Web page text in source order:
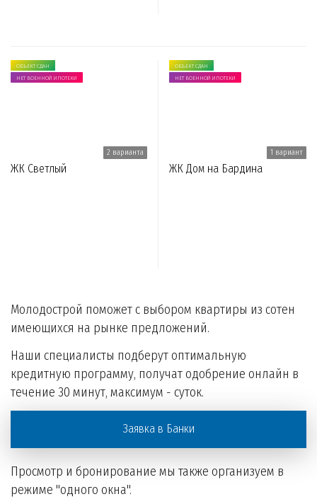
ОБЪЕКТ СДАН
НЕТ ВОЕННОЙ ИПОТЕКИ
2 варианта
ЖК Светлый
ОБЪЕКТ СДАН
НЕТ ВОЕННОЙ ИПОТЕКИ
1 вариант
ЖК Дом на Бардина
Молодострой поможет с выбором квартиры из сотен
имеющихся на рынке предложений.
Наши специалисты подберут оптимальную
кредитную программу, получат одобрение онлайн в
течение 30 минут, максимум - суток.
Заявка в Банки
Просмотр и бронирование мы также организуем в
режиме "одного окна".